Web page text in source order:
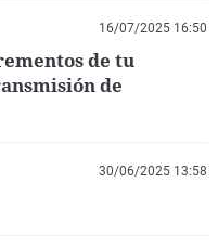
16/07/2025 16:50
de tu
de
30/06/2025 13:58